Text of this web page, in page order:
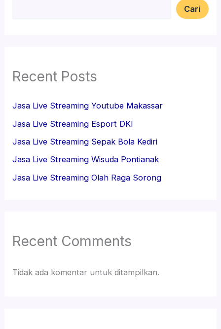
Cari
Recent Posts
Jasa Live Streaming Youtube Makassar
Jasa Live Streaming Esport DKI
Jasa Live Streaming Sepak Bola Kediri
Jasa Live Streaming Wisuda Pontianak
Jasa Live Streaming Olah Raga Sorong
Recent Comments
Tidak ada komentar untuk ditampilkan.